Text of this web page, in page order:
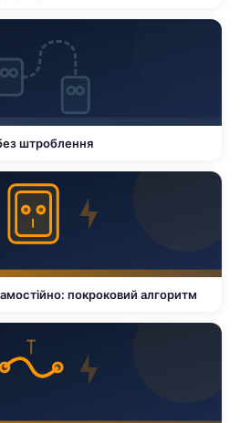
штроблення
покроковий алгоритм